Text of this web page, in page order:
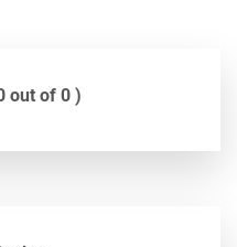
out of 0 )